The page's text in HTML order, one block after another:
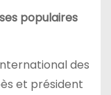
populaires
des
et président